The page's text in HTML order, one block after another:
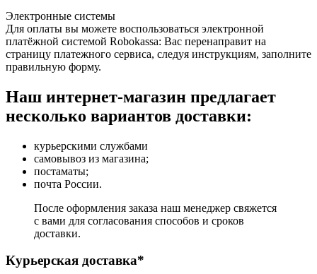
Электронные системы
Для оплаты вы можете воспользоваться электронной
платёжной системой Robokassa: Вас перенаправит на
страницу платежного сервиса, следуя инструкциям, заполните
правильную форму.
Наш интернет-магазин предлагает
несколько вариантов доставки:
курьерскими службами
самовывоз из магазина;
постаматы;
почта России.
После оформления заказа наш менеджер свяжется
с вами для согласования способов и сроков
доставки.
Курьерская доставка*